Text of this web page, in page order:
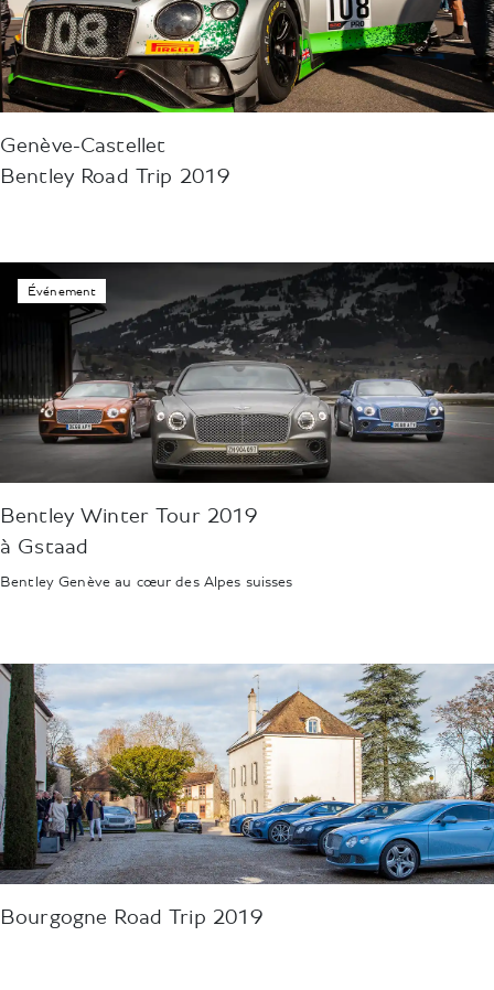
Genève-Castellet
Bentley Road Trip 2019
Bentley Winter Tour 2019
à Gstaad
Bentley Genève au cœur des Alpes suisses
Événement
Bourgogne Road Trip 2019